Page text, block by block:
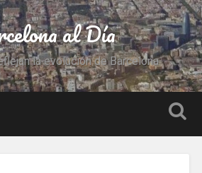
al Día
la evolución de Barcelona